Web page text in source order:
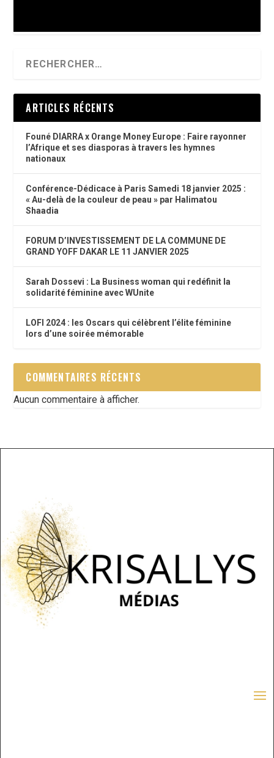
ARTICLES RÉCENTS
Founé DIARRA x Orange Money Europe : Faire rayonner
l’Afrique et ses diasporas à travers les hymnes
nationaux
Conférence-Dédicace à Paris Samedi 18 janvier 2025 :
« Au-delà de la couleur de peau » par Halimatou
Shaadia
FORUM D’INVESTISSEMENT DE LA COMMUNE DE
GRAND YOFF DAKAR LE 11 JANVIER 2025
Sarah Dossevi : La Business woman qui redéfinit la
solidarité féminine avec WUnite
LOFI 2024 : les Oscars qui célèbrent l’élite féminine
lors d’une soirée mémorable
COMMENTAIRES RÉCENTS
Aucun commentaire à afficher.